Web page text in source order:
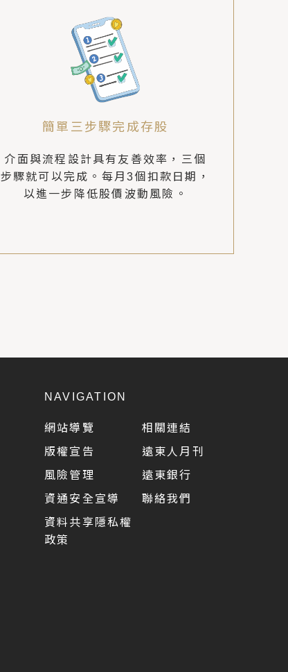
簡單三步驟完成存股
介面與流程設計具有友善效率，三個
步驟就可以完成。每月3個扣款日期，
以進一步降低股價波動風險。
NAVIGATION
網站導覽
版權宣告
風險管理
資通安全宣導
資料共享隱私權
政策
相關連結
遠東人月刊
遠東銀行
聯絡我們